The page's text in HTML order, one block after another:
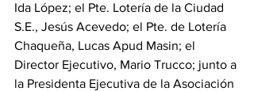
Ida López; el Pte. Lotería de la Ciudad
S.E., Jesús Acevedo; el Pte. de Lotería
Chaqueña, Lucas Apud Masin; el
Director Ejecutivo, Mario Trucco; junto a
la Presidenta Ejecutiva de la Asociación